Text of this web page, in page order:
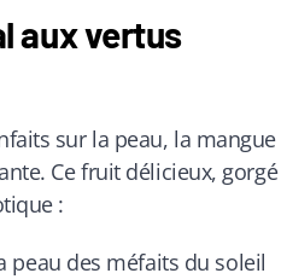
aux vertus
sur la peau, la mangue
Ce fruit délicieux, gorgé
:
peau des méfaits du soleil